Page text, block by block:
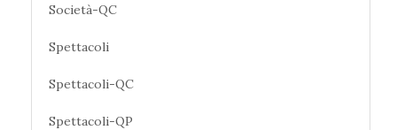
Società-QC
Spettacoli
Spettacoli-QC
Spettacoli-QP